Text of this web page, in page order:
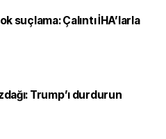
suçlama: Çalıntı İHA’larla
Trump’ı durdurun